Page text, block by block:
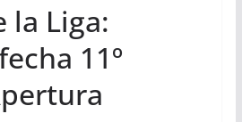
la Liga:
11º